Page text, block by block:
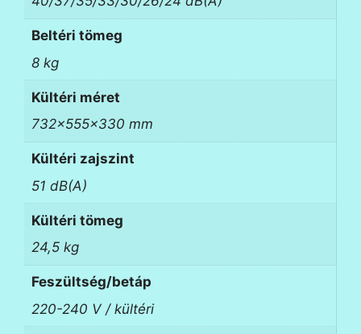
Beltéri tömeg
8 kg
Kültéri méret
732x555x330 mm
Kültéri zajszint
51 dB(A)
Kültéri tömeg
24,5 kg
Feszültség/betáp
220-240 V / kültéri